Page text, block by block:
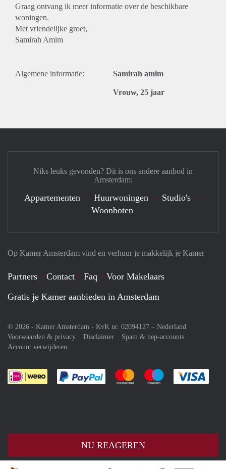
Graag ontvang ik meer informatie over de beschikbare
woningen.
Met vriendelijke groet,
Samirah Amim
Algemene informatie: Samirah amim
Vrouw, 25 jaar
NU REAGEREN
Op Kamer Amsterdam vind en verhuur je makkelijk je Kamer
Partners Contact Faq
Voor Makelaars
Gratis je Kamer aanbieden in Amsterdam
© 2026 - Kamer Amsterdam - KvK nr. 02094127 – Nederland
Voorwaarden & privacy
Disclaimer
Spam & nep-accounts
Account verwijderen
Je rekent gemakkelijk af met Paypal
Je rekent gemakkelijk af met
Je rekent
Niks leuks gevonden? Dit is ons andere aanbod in
Amsterdam:
Appartementen Huurwoningen
Studio's
Woonboten